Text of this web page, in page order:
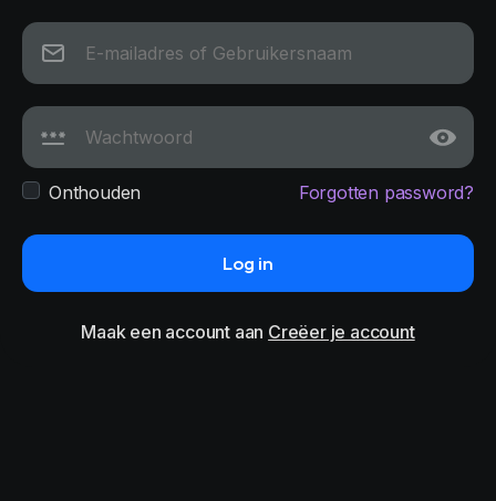
Onthouden Forgotten password?
Log in
Maak een account aan Creëer je account